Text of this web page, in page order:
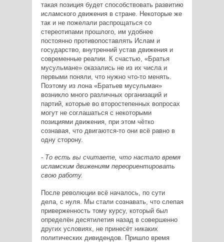
такая позиция будет способствовать развитию
исламского движения в стране. Некоторые же
так и не пожелали распрощаться со
стереотипами прошлого, им удобнее
постоянно противопоставлять Ислам и
государство, внутренний устав движения и
современные реалии. К счастью, «Братья
мусульмане» оказались не из их числа и
первыми поняли, что нужно что-то менять.
Поэтому из лона «Братьев мусульман»
возникло много различных организаций и
партий, которые во второстепенных вопросах
могут не соглашаться с некоторыми
позициями движения, при этом чётко
сознавая, что двигаются-то они всё равно в
одну сторону.
- То есть вы считаете, что настало время
исламским движениям переориентировать
свою работу.
После революции всё началось, по сути
дела, с нуля. Мы стали сознавать, что слепая
приверженность тому курсу, который был
определён десятилетия назад в совершенно
других условиях, не принесёт никаких
политических дивидендов. Пришло время